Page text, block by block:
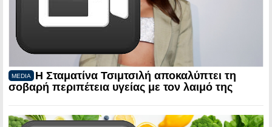
MEDIA
Η Σταματίνα Τσιμτσιλή αποκαλύπτει τη
σοβαρή περιπέτεια υγείας με τον λαιμό της